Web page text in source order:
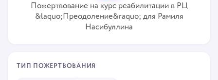
СМИ О НАС
РЕКВИЗИТЫ ФОНДА
ПОДПИСКА НА ДОБРО
Пожертвование на курс реабилитации в РЦ
&laquo;Преодоление&raquo; для Рамиля
Насибуллина
ТИП ПОЖЕРТВОВАНИЯ